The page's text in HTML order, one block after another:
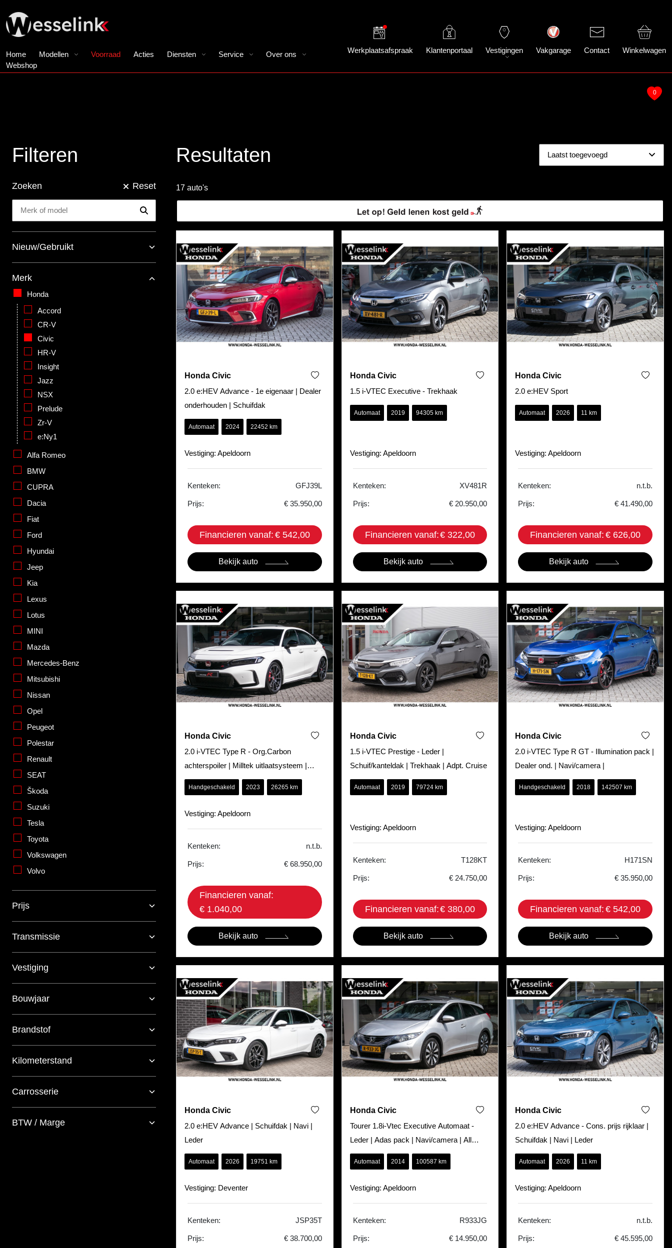
Home Modellen Voorraad Acties Diensten Service
Over ons
Webshop
Werkplaatsafspraak Klantenportaal Vestigingen Vakgarage Contact Winkelwagen
Filteren
Zoeken Reset
Nieuw/Gebruikt
Merk
Honda
Accord
CR-V
Civic
HR-V
Insight
Jazz
NSX
Prelude
Zr-V
e:Ny1
Alfa Romeo
BMW
CUPRA
Dacia
Fiat
Ford
Hyundai
Jeep
Kia
Lexus
Lotus
MINI
Mazda
Mercedes-Benz
Mitsubishi
Nissan
Opel
Peugeot
Polestar
Renault
SEAT
Škoda
Suzuki
Tesla
Toyota
Volkswagen
Volvo
Prijs
Transmissie
Vestiging
Bouwjaar
Brandstof
Kilometerstand
Carrosserie
BTW / Marge
Resultaten
17 auto's
Honda Civic
2.0 e:HEV Advance - 1e eigenaar | Dealer
onderhouden | Schuifdak
Automaat 2024 22452 km
Vestiging: Apeldoorn
Kenteken: GFJ39L
Prijs: € 35.950,00
Financieren vanaf: € 542,00
Bekijk auto
Honda Civic
1.5 i-VTEC Executive - Trekhaak
Automaat 2019 94305 km
Vestiging: Apeldoorn
Kenteken: XV481R
Prijs: € 20.950,00
Financieren vanaf:€ 322,00
Bekijk auto
Honda Civic
2.0 e:HEV Sport
Automaat 2026 11 km
Vestiging: Apeldoorn
Kenteken: n.t.b.
Prijs: € 41.490,00
Financieren vanaf: € 626,00
Bekijk auto
Honda Civic
2.0 i-VTEC Type R - Org.Carbon
achterspoiler | Milltek uitlaatsysteem |
Forged 19"
Handgeschakeld 2023 26265 km
Vestiging: Apeldoorn
Kenteken: n.t.b.
Prijs: € 68.950,00
Financieren vanaf:
€ 1.040,00
Bekijk auto
Honda Civic
1.5 i-VTEC Prestige - Leder |
Schuif/kanteldak | Trekhaak | Adpt. Cruise
Automaat 2019 79724 km
Vestiging: Apeldoorn
Kenteken: T128KT
Prijs: € 24.750,00
Financieren vanaf:€ 380,00
Bekijk auto
Honda Civic
2.0 i-VTEC Type R GT - Illumination pack |
Dealer ond. | Navi/camera |
Handgeschakeld 2018 142507 km
Vestiging: Apeldoorn
Kenteken: H171SN
Prijs: € 35.950,00
Financieren vanaf: € 542,00
Bekijk auto
Honda Civic
2.0 e:HEV Advance | Schuifdak | Navi |
Leder
Automaat 2026 19751 km
Vestiging: Deventer
Kenteken: JSP35T
Prijs: € 38.700,00
Honda Civic
Tourer 1.8i-Vtec Executive Automaat -
Leder | Adas pack | Navi/camera | All
seasons
Automaat 2014 100587 km
Vestiging: Apeldoorn
Kenteken: R933JG
Prijs: € 14.950,00
Honda Civic
2.0 e:HEV Advance - Cons. prijs rijklaar |
Schuifdak | Navi | Leder
Automaat 2026 11 km
Vestiging: Apeldoorn
Kenteken: n.t.b.
Prijs: € 45.595,00
0